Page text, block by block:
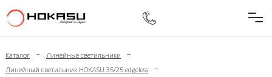
Каталог – Линейные светильники –
Линейный светильник HOKASU 35/25 edgeless –